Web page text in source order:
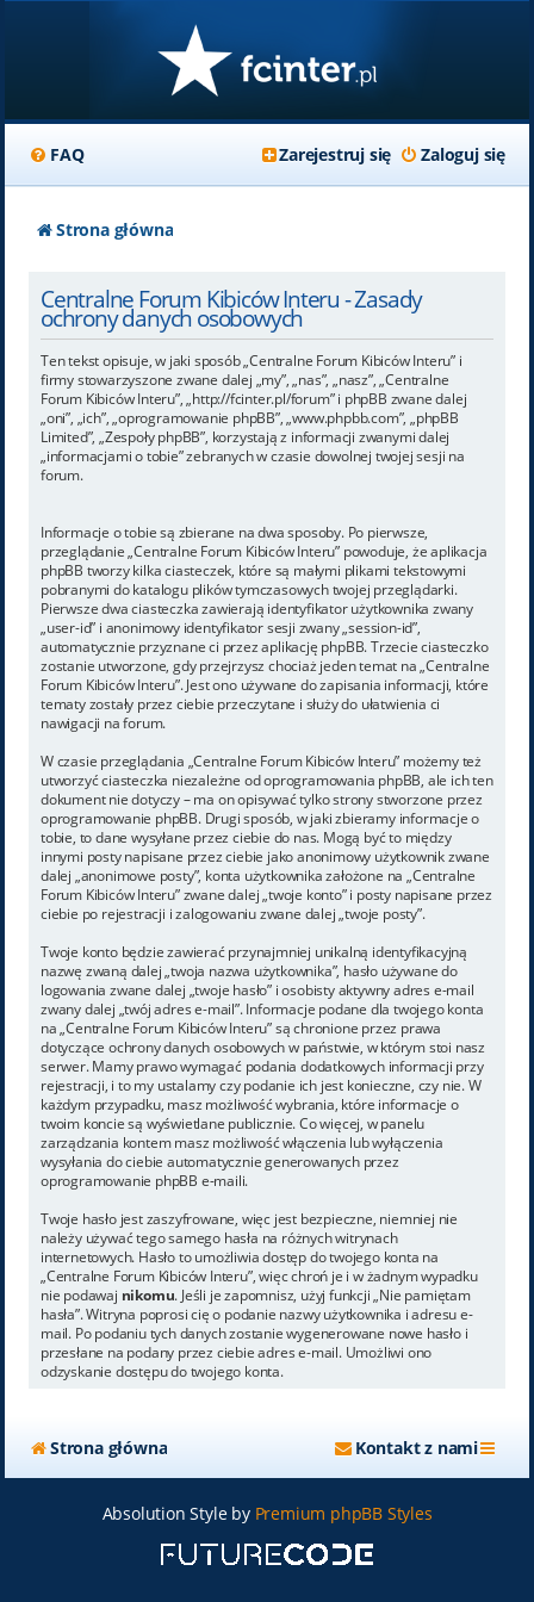
FAQ Zaloguj się
Zarejestruj się
Strona główna
Centralne Forum Kibiców Interu - Zasady
ochrony danych osobowych
Ten tekst opisuje, w jaki sposób „Centralne Forum Kibiców Interu” i
firmy stowarzyszone zwane dalej „my”, „nas”, „nasz”, „Centralne
Forum Kibiców Interu”, „http://fcinter.pl/forum” i phpBB zwane dalej
„oni”, „ich”, „oprogramowanie phpBB”, „www.phpbb.com”, „phpBB
Limited”, „Zespoły phpBB”, korzystają z informacji zwanymi dalej
„informacjami o tobie” zebranych w czasie dowolnej twojej sesji na
forum.
Informacje o tobie są zbierane na dwa sposoby. Po pierwsze,
przeglądanie „Centralne Forum Kibiców Interu” powoduje, że aplikacja
phpBB tworzy kilka ciasteczek, które są małymi plikami tekstowymi
pobranymi do katalogu plików tymczasowych twojej przeglądarki.
Pierwsze dwa ciasteczka zawierają identyfikator użytkownika zwany
„user-id” i anonimowy identyfikator sesji zwany „session-id”,
automatycznie przyznane ci przez aplikację phpBB. Trzecie ciasteczko
zostanie utworzone, gdy przejrzysz chociaż jeden temat na „Centralne
Forum Kibiców Interu”. Jest ono używane do zapisania informacji, które
tematy zostały przez ciebie przeczytane i służy do ułatwienia ci
nawigacji na forum.
W czasie przeglądania „Centralne Forum Kibiców Interu” możemy też
utworzyć ciasteczka niezależne od oprogramowania phpBB, ale ich ten
dokument nie dotyczy – ma on opisywać tylko strony stworzone przez
oprogramowanie phpBB. Drugi sposób, w jaki zbieramy informacje o
tobie, to dane wysyłane przez ciebie do nas. Mogą być to między
innymi posty napisane przez ciebie jako anonimowy użytkownik zwane
dalej „anonimowe posty”, konta użytkownika założone na „Centralne
Forum Kibiców Interu” zwane dalej „twoje konto” i posty napisane przez
ciebie po rejestracji i zalogowaniu zwane dalej „twoje posty”.
Twoje konto będzie zawierać przynajmniej unikalną identyfikacyjną
nazwę zwaną dalej „twoja nazwa użytkownika”, hasło używane do
logowania zwane dalej „twoje hasło” i osobisty aktywny adres e-mail
zwany dalej „twój adres e-mail”. Informacje podane dla twojego konta
na „Centralne Forum Kibiców Interu” są chronione przez prawa
dotyczące ochrony danych osobowych w państwie, w którym stoi nasz
serwer. Mamy prawo wymagać podania dodatkowych informacji przy
rejestracji, i to my ustalamy czy podanie ich jest konieczne, czy nie. W
każdym przypadku, masz możliwość wybrania, które informacje o
twoim koncie są wyświetlane publicznie. Co więcej, w panelu
zarządzania kontem masz możliwość włączenia lub wyłączenia
wysyłania do ciebie automatycznie generowanych przez
oprogramowanie phpBB e-maili.
Twoje hasło jest zaszyfrowane, więc jest bezpieczne, niemniej nie
należy używać tego samego hasła na różnych witrynach
internetowych. Hasło to umożliwia dostęp do twojego konta na
„Centralne Forum Kibiców Interu”, więc chroń je i w żadnym wypadku
nie podawaj nikomu. Jeśli je zapomnisz, użyj funkcji „Nie pamiętam
hasła”. Witryna poprosi cię o podanie nazwy użytkownika i adresu e-
mail. Po podaniu tych danych zostanie wygenerowane nowe hasło i
przesłane na podany przez ciebie adres e-mail. Umożliwi ono
odzyskanie dostępu do twojego konta.
Strona główna Kontakt z nami
Absolution Style by Premium phpBB Styles